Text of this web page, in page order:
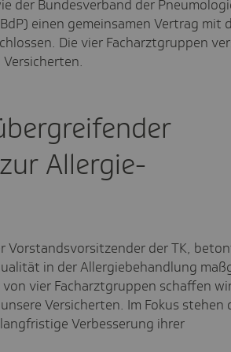
der Bundesverband der
einen gemeinsamen Vertrag mit
Die vier Facharztgruppen
Allergie-
Vorstandsvorsitzender der TK,
in der Allergiebehandlung
vier Facharztgruppen schaffen
Versicherten. Im Fokus stehen
Verbesserung ihrer